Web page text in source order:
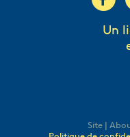
Un
Site |